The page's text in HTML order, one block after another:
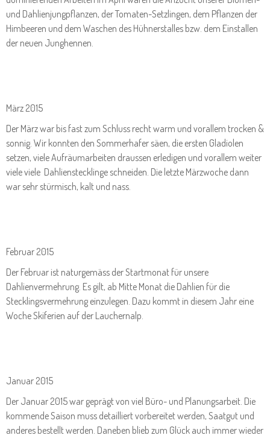
und Dahlienjungpflanzen, der Tomaten-Setzlingen, dem Pflanzen der
Himbeeren und dem Waschen des Hühnerstalles bzw. dem Einstallen
der neuen Junghennen.
März 2015
Der März war bis fast zum Schluss recht warm und vorallem trocken &
sonnig. Wir konnten den Sommerhafer säen, die ersten Gladiolen
setzen, viele Aufräumarbeiten draussen erledigen und vorallem weiter
viele viele Dahlienstecklinge schneiden. Die letzte Märzwoche dann
war sehr stürmisch, kalt und nass.
Februar 2015
Der Februar ist naturgemäss der Startmonat für unsere
Dahlienvermehrung. Es gilt, ab Mitte Monat die Dahlien für die
Stecklingsvermehrung einzulegen. Dazu kommt in diesem Jahr eine
Woche Skiferien auf der Lauchernalp.
Januar 2015
Der Januar 2015 war geprägt von viel Büro- und Planungsarbeit. Die
kommende Saison muss detailliert vorbereitet werden, Saatgut und
anderes bestellt werden. Daneben blieb zum Glück auch immer wieder